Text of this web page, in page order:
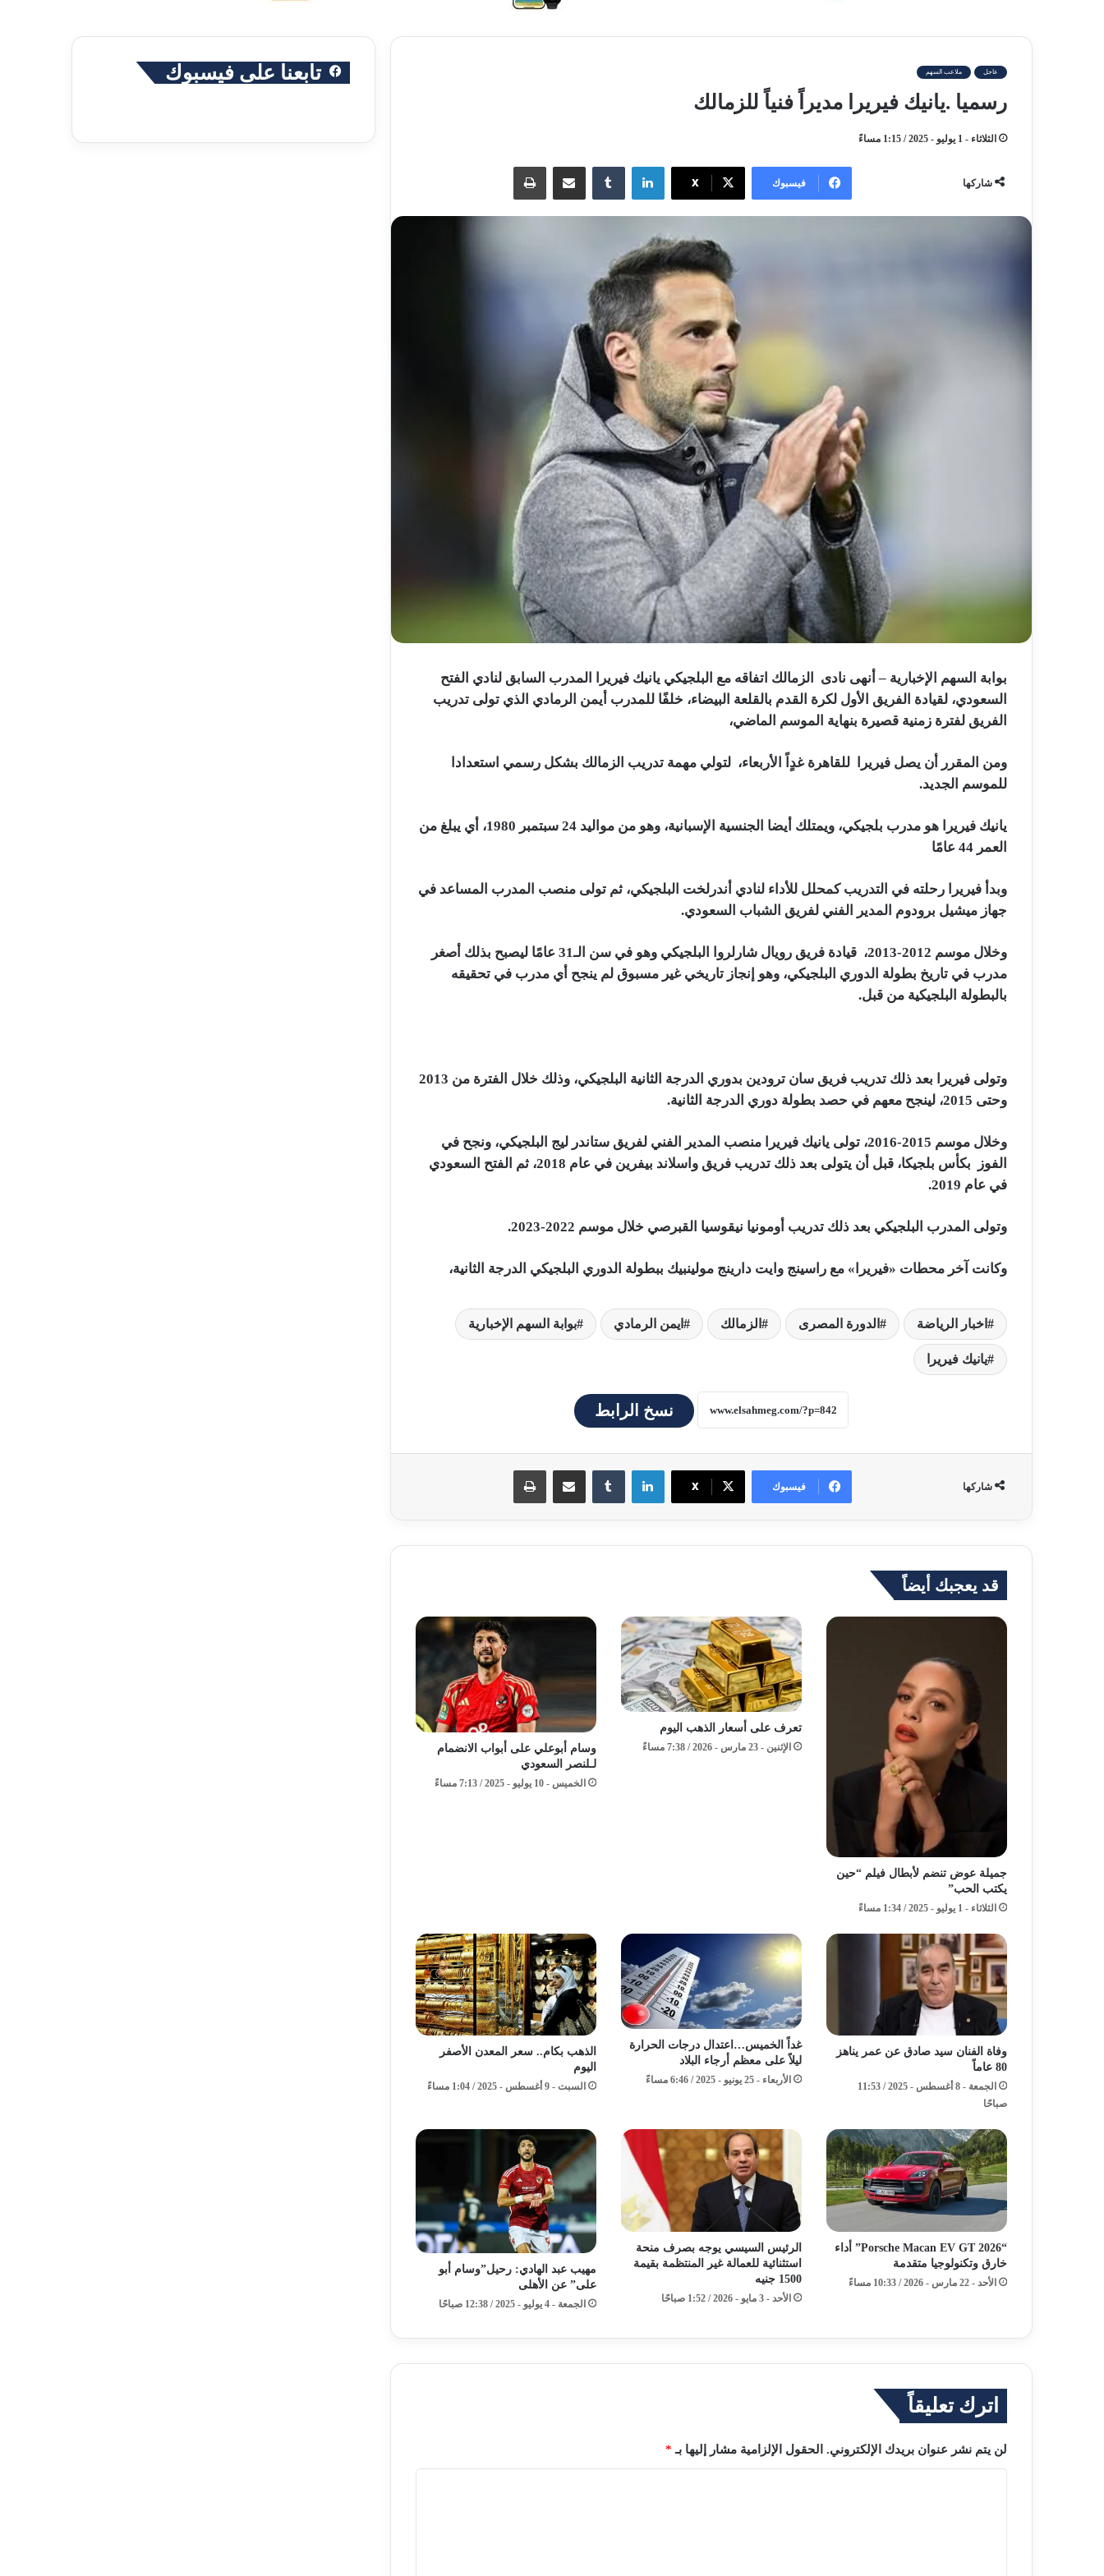
عاجل ملاعب السهم
رسميا .يانيك فيريرا مديراً فنياً للزمالك
الثلاثاء - 1 يوليو - 2025 / 1:15 مساءً
شاركها فيسبوك X
لينكدإن‏Tumblr مشاركة عبر البريد طباعة
بوابة السهم الإخبارية – أنهى نادى الزمالك اتفاقه مع البلجيكي يانيك فيريرا المدرب السابق لنادي الفتح
السعودي، لقيادة الفريق الأول لكرة القدم بالقلعة البيضاء، خلفًا للمدرب أيمن الرمادي الذي تولى تدريب
الفريق لفترة زمنية قصيرة بنهاية الموسم الماضي،
ومن المقرر أن يصل فيريرا للقاهرة غدٍاً الأربعاء، لتولي مهمة تدريب الزمالك بشكل رسمي استعدادا
للموسم الجديد.
يانيك فيريرا هو مدرب بلجيكي، ويمتلك أيضا الجنسية الإسبانية، وهو من مواليد 24 سبتمبر 1980، أي يبلغ من
العمر 44 عامًا
وبدأ فيريرا رحلته في التدريب كمحلل للأداء لنادي أندرلخت البلجيكي، ثم تولى منصب المدرب المساعد في
جهاز ميشيل برودوم المدير الفني لفريق الشباب السعودي.
وخلال موسم 2012-2013، قيادة فريق رويال شارلروا البلجيكي وهو في سن الـ31 عامًا ليصبح بذلك أصغر
مدرب في تاريخ بطولة الدوري البلجيكي، وهو إنجاز تاريخي غير مسبوق لم ينجح أي مدرب في تحقيقه
بالبطولة البلجيكية من قبل.
وتولى فيريرا بعد ذلك تدريب فريق سان ترودين بدوري الدرجة الثانية البلجيكي، وذلك خلال الفترة من 2013
وحتى 2015، لينجح معهم في حصد بطولة دوري الدرجة الثانية.
وخلال موسم 2015-2016، تولى يانيك فيريرا منصب المدير الفني لفريق ستاندر ليج البلجيكي، ونجح في
الفوز بكأس بلجيكا، قبل أن يتولى بعد ذلك تدريب فريق واسلاند بيفرين في عام 2018، ثم الفتح السعودي
في عام 2019.
وتولى المدرب البلجيكي بعد ذلك تدريب أومونيا نيقوسيا القبرصي خلال موسم 2022-2023.
وكانت آخر محطات «فيريرا» مع راسينج وايت دارينج مولينبيك ببطولة الدوري البلجيكي الدرجة الثانية،
اخبار الرياضة الدورة المصرى الزمالك ايمن الرمادي بوابة السهم الإخبارية
يانيك فيريرا
نسخ الرابط
شاركها فيسبوك X
لينكدإن‏Tumblr مشاركة عبر البريد طباعة
قد يعجبك أيضاً
جميلة عوض تنضم لأبطال فيلم “حين
يكتب الحب”
الثلاثاء - 1 يوليو - 2025 / 1:34 مساءً
تعرف على أسعار الذهب اليوم
الإثنين - 23 مارس - 2026 / 7:38 مساءً
وسام أبوعلي على أبواب الانضمام
لـلنصر السعودي
الخميس - 10 يوليو - 2025 / 7:13 مساءً
وفاة الفنان سيد صادق عن عمر يناهز
80 عاماً
الجمعة - 8 أغسطس - 2025 / 11:53
صباحًا
غداً الخميس…اعتدال درجات الحرارة
ليلاً على معظم أرجاء البلاد
الأربعاء - 25 يونيو - 2025 / 6:46 مساءً
الذهب بكام.. سعر المعدن الأصفر
اليوم
السبت - 9 أغسطس - 2025 / 1:04 مساءً
“2026 Porsche Macan EV GT” أداء
خارق وتكنولوجيا متقدمة
الأحد - 22 مارس - 2026 / 10:33 مساءً
الرئيس السيسي يوجه بصرف منحة
استثنائية للعمالة غير المنتظمة بقيمة
1500 جنيه
الأحد - 3 مايو - 2026 / 1:52 صباحًا
مهيب عبد الهادي: رحيل”وسام أبو
على” عن الأهلى
الجمعة - 4 يوليو - 2025 / 12:38 صباحًا
اترك تعليقاً
لن يتم نشر عنوان بريدك الإلكتروني. الحقول الإلزامية مشار إليها بـ *
تابعنا على فيسبوك